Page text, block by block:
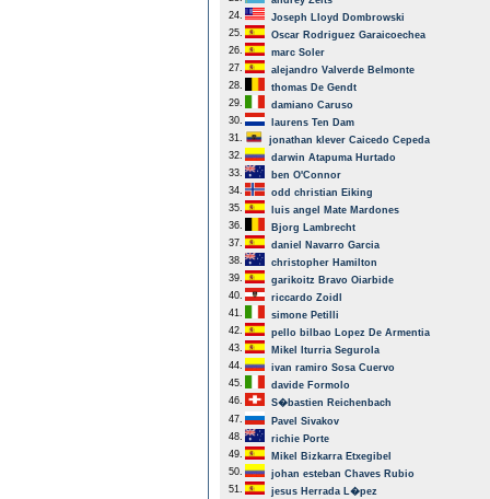
24.
Joseph Lloyd Dombrowski
25.
Oscar Rodriguez Garaicoechea
26.
marc Soler
27.
alejandro Valverde Belmonte
28.
thomas De Gendt
29.
damiano Caruso
30.
laurens Ten Dam
31.
jonathan klever Caicedo Cepeda
32.
darwin Atapuma Hurtado
33.
ben O'Connor
34.
odd christian Eiking
35.
luis angel Mate Mardones
36.
Bjorg Lambrecht
37.
daniel Navarro Garcia
38.
christopher Hamilton
39.
garikoitz Bravo Oiarbide
40.
riccardo Zoidl
41.
simone Petilli
42.
pello bilbao Lopez De Armentia
43.
Mikel Iturria Segurola
44.
ivan ramiro Sosa Cuervo
45.
davide Formolo
46.
S�bastien Reichenbach
47.
Pavel Sivakov
48.
richie Porte
49.
Mikel Bizkarra Etxegibel
50.
johan esteban Chaves Rubio
51.
jesus Herrada L�pez